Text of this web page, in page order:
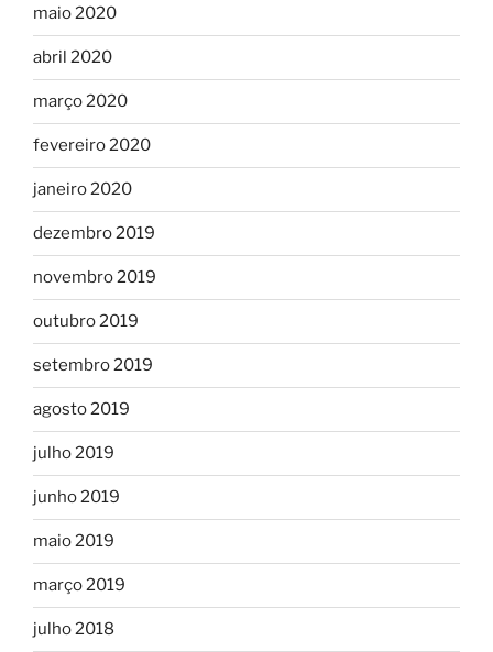
maio 2020
abril 2020
março 2020
fevereiro 2020
janeiro 2020
dezembro 2019
novembro 2019
outubro 2019
setembro 2019
agosto 2019
julho 2019
junho 2019
maio 2019
março 2019
julho 2018